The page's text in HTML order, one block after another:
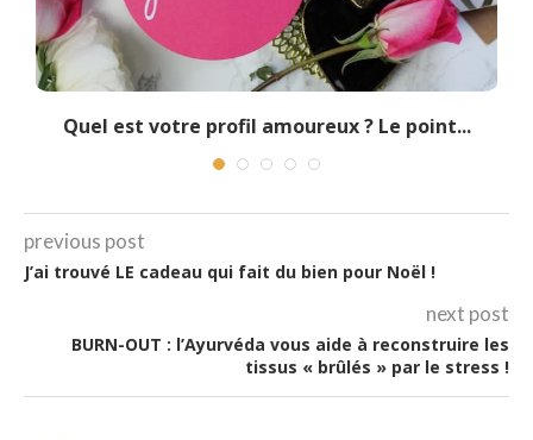
Quel est votre profil amoureux ? Le point...
previous post
J’ai trouvé LE cadeau qui fait du bien pour Noël !
next post
BURN-OUT : l’Ayurvéda vous aide à reconstruire les
tissus « brûlés » par le stress !